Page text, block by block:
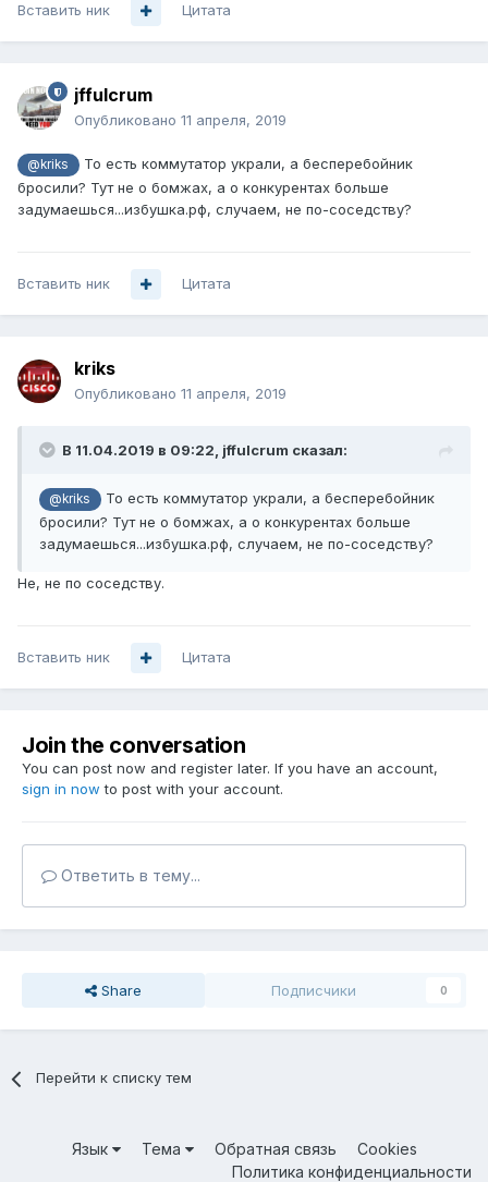
Вставить ник Цитата
jffulcrum
Опубликовано 11 апреля, 2019
@kriks
То есть коммутатор украли, а бесперебойник
бросили? Тут не о бомжах, а о конкурентах больше
задумаешься...избушка.рф, случаем, не по-соседству?
Вставить ник Цитата
kriks
Опубликовано 11 апреля, 2019
В 11.04.2019 в 09:22, jffulcrum сказал:
@kriks
То есть коммутатор украли, а бесперебойник
бросили? Тут не о бомжах, а о конкурентах больше
задумаешься...избушка.рф, случаем, не по-соседству?
Не, не по соседству.
Вставить ник Цитата
Join the conversation
You can post now and register later. If you have an account,
sign in now to post with your account.
Ответить в тему...
Share Подписчики 0
Перейти к списку тем
Язык Тема Обратная связь
Cookies
Политика конфиденциальности